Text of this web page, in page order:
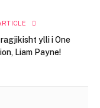
ylli i One
Liam Payne!